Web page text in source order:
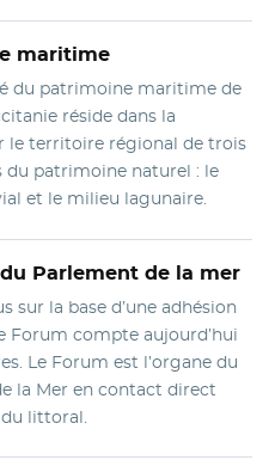
maritime
du patrimoine maritime de
réside dans la
le territoire régional de trois
du patrimoine naturel : le
et le milieu lagunaire.
du Parlement de la mer
sur la base d’une adhésion
Forum compte aujourd’hui
Le Forum est l’organe du
la Mer en contact direct
littoral.